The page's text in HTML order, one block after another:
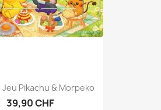
Jeu Pikachu & Morpeko
39,90 CHF